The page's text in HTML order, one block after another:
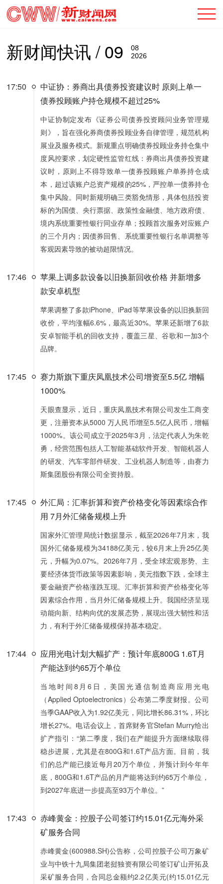
新财闻快讯 / 09
08
2026
17:50
中证协：券商出具债券投资建议时 原则上单一
债券投顾账户持仓规模不超过25%
中证协制定发布《证券公司债券投资顾问业务管理规
则》，旨在强化券商债券投顾业务自律管理，规范机构
展业及服务模式。新规重点明确债券投顾业务持仓集中
度风控要求，划定硬性监管红线：券商出具债券投资建
议时，原则上不得导致单一债券投顾账户单券持仓成
本，超过该账户总资产规模的25%，严控单一债券持仓
集中风险。同时新规明确三类豁免情形，具体包括投资
标的为国债、央行票据、政策性金融债、地方政府债、
境内系统重要性银行同业存单；投顾首次服务对应账户
的三个月内；因债券回售、系统重要性银行名单调整等
客观因素导致的被动超限情况。
17:46
苹果上调多款设备以旧换新回收价格 并新增多
款安卓机型
苹果调整了多款iPhone、iPad等苹果设备的以旧换新回
收价，平均涨幅6.6%，最高近30%。苹果还新增了6款
安卓智能手机的回收支持，覆盖三星、谷歌和一加3个
品牌。
17:45
赛力斯旗下重庆凤凰技术公司增资至5.5亿 增幅
1000%
天眼查显示，近日，重庆凤凰技术有限公司发生工商变
更，注册资本从5000 万人民币增至5.5亿人民币，增幅
1000%。该公司成立于2025年3月，法定代表人为朱乾
勇，经营范围包括人工智能基础软件开发、智能机器人
的研发、汽车零部件研发、工业机器人制造等，由赛力
斯集团股份有限公司全资持股。
17:45
外汇局：汇率折算和资产价格变化等因素综合作
用 7月外汇储备规模上升
国家外汇管理局统计数据显示，截至2026年7月末，我
国外汇储备规模为34188亿美元，较6月末上升25亿美
元，升幅为0.07%。2026年7月，受全球宏观形势、主
要经济体货币政策等因素影响，美元指数下跌，全球主
要金融资产价格涨跌互现。汇率折算和资产价格变化等
因素综合作用，当月外汇储备规模上升。我国经济呈现
动能向新、结构向优的发展态势，展现出强大韧性和活
力，有利于外汇储备规模保持基本稳定。
17:44
应用光电计划大幅扩产：预计年底800G 1.6T月
产能达到约65万个单位
当地时间8月6日，美国光通信制造商应用光电
（Applied Optoelectronics）公布第二季度财报。公司
当季GAAP收入为1.92亿美元，同比增长86.31%，环比
增长27%。电话会议上，首席财务官Stefan Murry给出
扩产指引：“第二季度，我们在产能提升方面继续取得
稳步进展，尤其是在800G和1.6T产品方面。目前，我
们的总产能已接近每月20万个单位，并预计到今年年
底，800G和1.6T产品的月产能将达到约65万个单位，
到2027年底进一步提高至93万个单位。”
17:43
赤峰黄金：控股子公司签订约15.01亿元海外采
矿服务合同
赤峰黄金(600988.SH)公告称，公司控股子公司万象矿
业与中铁十九局集团老挝独资有限公司签订矿山开拓及
采矿服务合同，合同总金额约2.2亿美元(约15.01亿元